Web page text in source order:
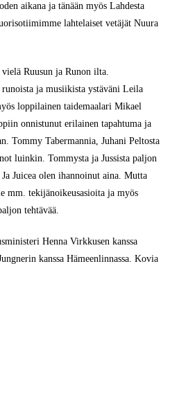
aikana ja tänään myös Lahdesta
lahtelaiset vetäjät Nuura
vielä Ruusun ja Runon ilta.
ja musiikista ystäväni Leila
loppilainen taidemaalari Mikael
onnistunut erilainen tapahtuma ja
Tommy Tabermannia, Juhani Peltosta
luinkin. Tommysta ja Jussista paljon
Juicea olen ihannoinut aina. Mutta
mm. tekijänoikeusasioita ja myös
tehtävää.
Henna Virkkusen kanssa
kanssa Hämeenlinnassa. Kovia